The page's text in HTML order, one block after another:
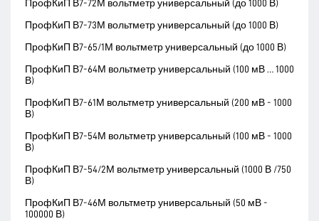
ПрофКиП В7-72М вольтметр универсальный (до 1000 В)
ПрофКиП В7-73М вольтметр универсальный (до 1000 В)
ПрофКиП В7-65/1М вольтметр универсальный (до 1000 В)
ПрофКиП В7-64М вольтметр универсальный (100 мВ … 1000
В)
ПрофКиП В7-61М вольтметр универсальный (200 мВ - 1000
В)
ПрофКиП В7-54М вольтметр универсальный (100 мВ - 1000
В)
ПрофКиП В7-54/2М вольтметр универсальный (1000 В /750
В)
ПрофКиП В7-46М вольтметр универсальный (50 мВ -
100000 В)